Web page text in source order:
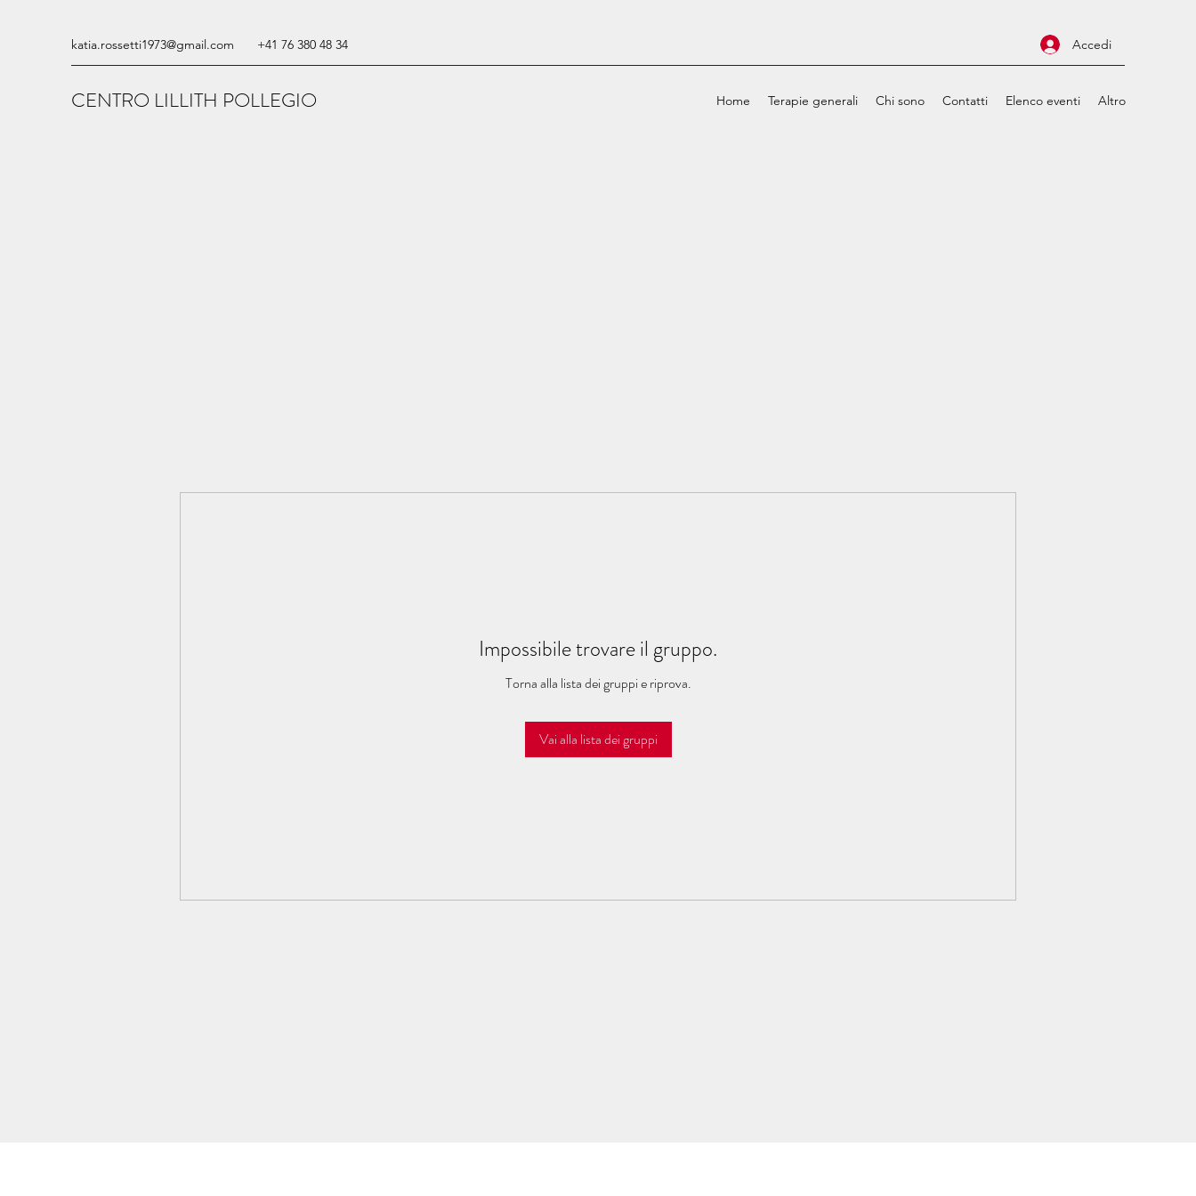
katia.rossetti1973@gmail.com +41 76 380 48 34 Accedi
CENTRO LILLITH POLLEGIO Home Terapie generali Chi sono Contatti Elenco eventi Altro
Impossibile trovare il gruppo.
Torna alla lista dei gruppi e riprova.
Vai alla lista dei gruppi